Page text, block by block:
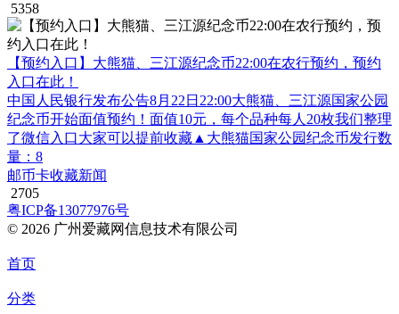
5358
【预约入口】大熊猫、三江源纪念币22:00在农行预约，预约
入口在此！
中国人民银行发布公告8月22日22:00大熊猫、三江源国家公园
纪念币开始面值预约！面值10元，每个品种每人20枚我们整理
了微信入口大家可以提前收藏▲大熊猫国家公园纪念币发行数
量：8
邮币卡收藏新闻
2705
粤ICP备13077976号
© 2026 广州爱藏网信息技术有限公司
首页
分类